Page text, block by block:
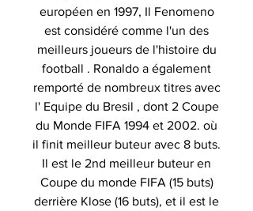
européen en 1997, Il Fenomeno
est considéré comme l'un des
meilleurs joueurs de l'histoire du
football . Ronaldo a également
remporté de nombreux titres avec
l' Equipe du Bresil , dont 2 Coupe
du Monde FIFA 1994 et 2002. où
il finit meilleur buteur avec 8 buts.
Il est le 2nd meilleur buteur en
Coupe du monde FIFA (15 buts)
derrière Klose (16 buts), et il est le